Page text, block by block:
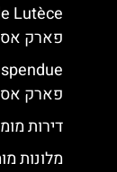
פארק
פארק
דירות
מלונות